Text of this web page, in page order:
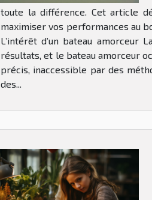
toute la différence. Cet article
maximiser vos performances au
L’intérêt d’un bateau
résultats, et le bateau amorceur
précis, inaccessible par des
des...